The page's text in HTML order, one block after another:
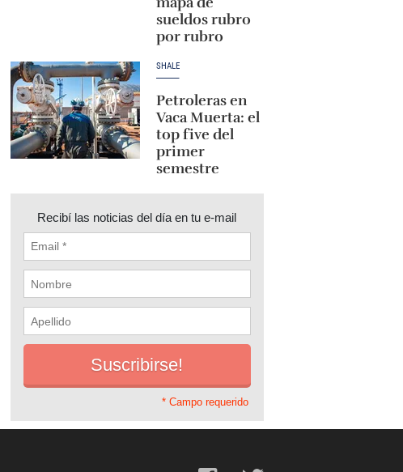
sueldos rubro
por rubro
SHALE
Petroleras en
Vaca Muerta: el
top five del
primer
semestre
Recibí las noticias del día en tu e-mail
* Campo requerido